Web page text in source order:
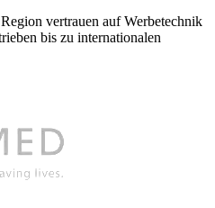
vertrauen auf Werbetechnik
bis zu internationalen